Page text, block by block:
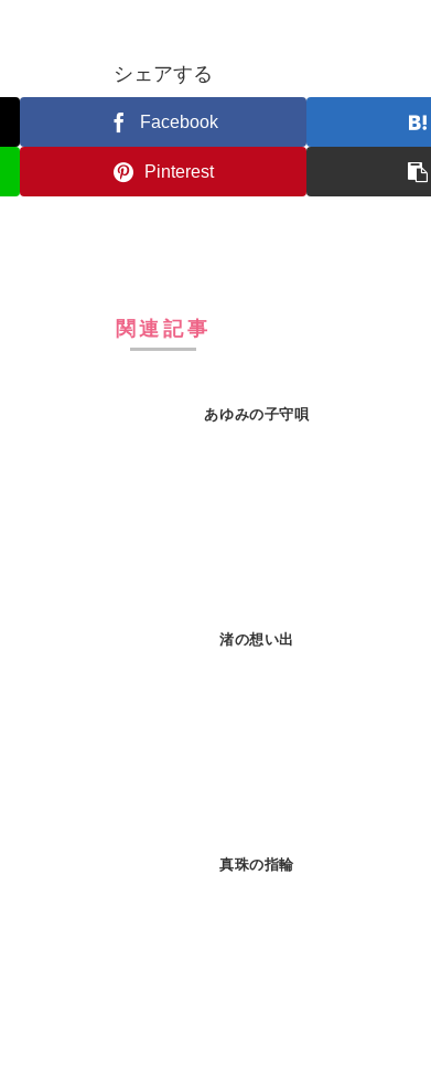
シェアする
Facebook
Pinterest
関連記事
あゆみの子守唄
渚の想い出
真珠の指輪